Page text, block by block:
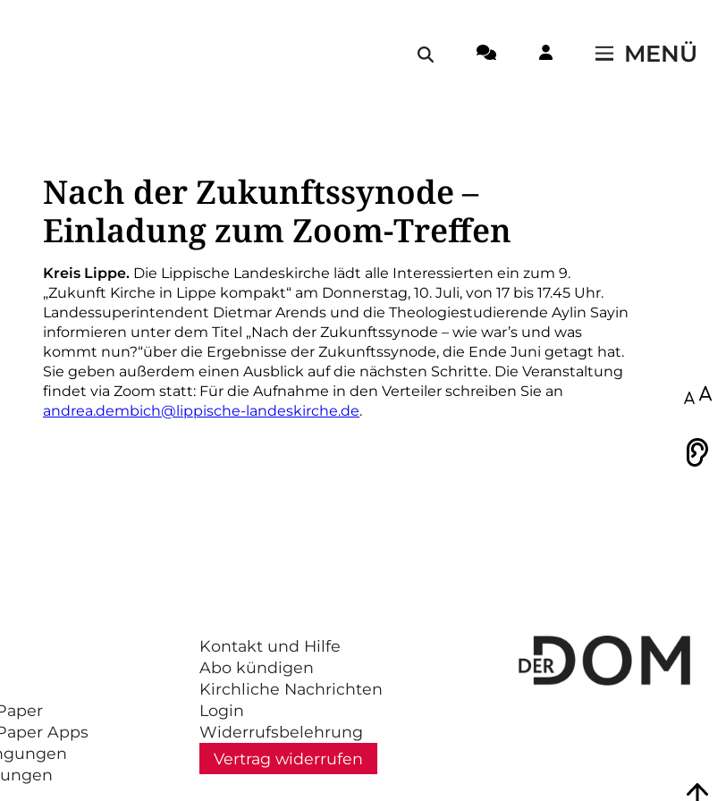
MENÜ
Nach der Zukunftssynode –
Einladung zum Zoom-Treffen
Kreis Lippe. Die Lippische Landeskirche lädt alle Interessierten ein zum 9.
„Zukunft Kirche in Lippe kompakt“ am Donnerstag, 10. Juli, von 17 bis 17.45 Uhr.
Landessuperintendent Dietmar Arends und die Theologiestudierende Aylin Sayin
informieren unter dem Titel „Nach der Zukunftssynode – wie war’s und was
kommt nun?“über die Ergebnisse der Zukunftssynode, die Ende Juni getagt hat.
Sie geben außerdem einen Ausblick auf die nächsten Schritte. Die Veranstaltung
findet via Zoom statt: Für die Aufnahme in den Verteiler schreiben Sie an
andrea.dembich@lippische-landeskirche.de.
Apps
Kontakt und Hilfe
Abo kündigen
Kirchliche Nachrichten
Login
Widerrufsbelehrung
Vertrag widerrufen
100